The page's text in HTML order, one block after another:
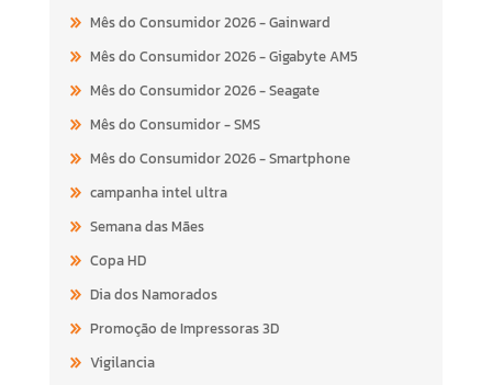
Mês do Consumidor 2026 - Gainward
Mês do Consumidor 2026 - Gigabyte AM5
Mês do Consumidor 2026 - Seagate
Mês do Consumidor - SMS
Mês do Consumidor 2026 - Smartphone
campanha intel ultra
Semana das Mães
Copa HD
Dia dos Namorados
Promoção de Impressoras 3D
Vigilancia